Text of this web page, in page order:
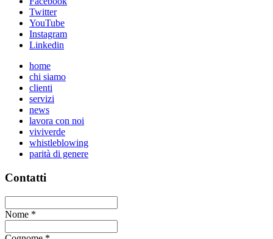
Twitter
YouTube
Instagram
Linkedin
home
chi siamo
clienti
servizi
news
lavora con noi
viviverde
whistleblowing
parità di genere
Contatti
Nome *